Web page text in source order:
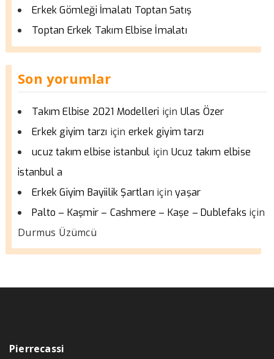
Erkek Gömleği İmalatı Toptan Satış
Toptan Erkek Takım Elbise İmalatı
Son yorumlar
Takım Elbise 2021 Modelleri için Ulas Özer
Erkek giyim tarzı için erkek giyim tarzı
ucuz takım elbise istanbul için Ucuz takım elbise
istanbul a
Erkek Giyim Bayiilik Şartları içinyaşar
Palto – Kaşmir – Cashmere – Kaşe – Dublefaks için
Durmus Üzümcü
Pierrecassi